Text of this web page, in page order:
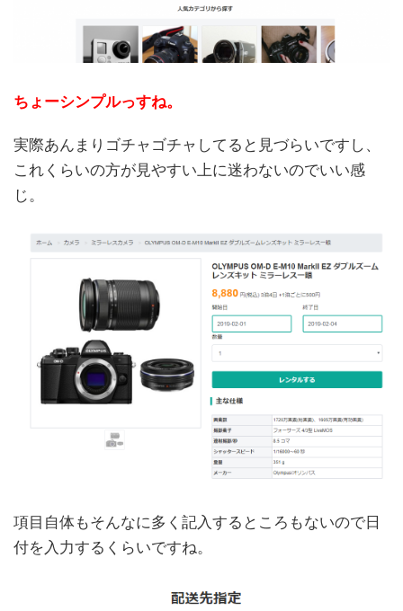
ちょーシンプルっすね。
実際あんまりゴチャゴチャしてると見づらいですし、
これくらいの方が見やすい上に迷わないのでいい感
じ。
項目自体もそんなに多く記入するところもないので日
付を入力するくらいですね。